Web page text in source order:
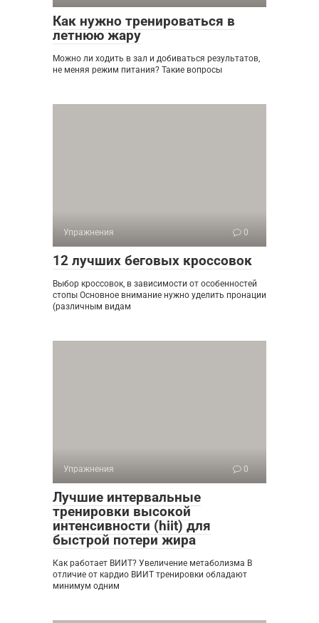
Как нужно тренироваться в
летнюю жару
Можно ли ходить в зал и добиваться результатов,
не меняя режим питания? Такие вопросы
Упражнения 0
12 лучших беговых кроссовок
Выбор кроссовок, в зависимости от особенностей
стопы Основное внимание нужно уделить пронации
(различным видам
Упражнения 0
Лучшие интервальные
тренировки высокой
интенсивности (hiit) для
быстрой потери жира
Как работает ВИИТ? Увеличение метаболизма В
отличие от кардио ВИИТ тренировки обладают
минимум одним